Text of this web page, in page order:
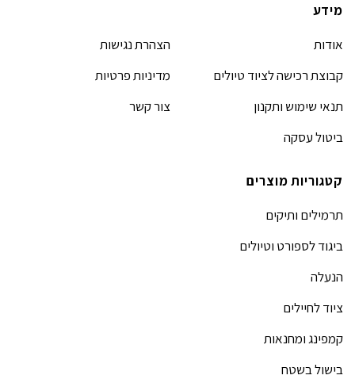
מידע
אודות
קבוצת רכישה לציוד טיולים
תנאי שימוש ותקנון
ביטול עסקה
הצהרת נגישות
מדיניות פרטיות
צור קשר
קטגוריות מוצרים
תרמילים ותיקים
ביגוד לספורט וטיולים
הנעלה
ציוד לחיילים
קמפינג ומחנאות
בישול בשטח